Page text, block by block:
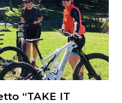
“TAKE IT